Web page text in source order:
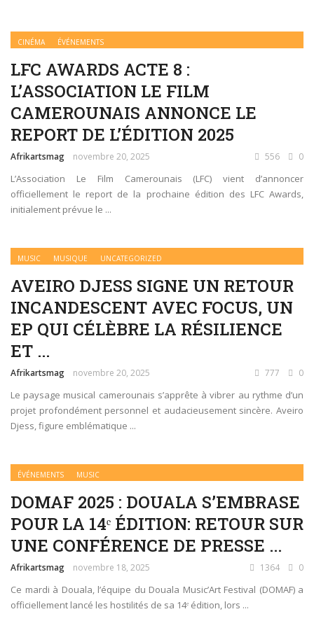
CINÉMA ÉVÉNEMENTS
LFC AWARDS ACTE 8 :
L’ASSOCIATION LE FILM
CAMEROUNAIS ANNONCE LE
REPORT DE L’ÉDITION 2025
Afrikartsmag novembre 20, 2025 556 0
L’Association Le Film Camerounais (LFC) vient d’annoncer
officiellement le report de la prochaine édition des LFC Awards,
initialement prévue le ...
MUSIC MUSIQUE UNCATEGORIZED
AVEIRO DJESS SIGNE UN RETOUR
INCANDESCENT AVEC FOCUS, UN
EP QUI CÉLÈBRE LA RÉSILIENCE
ET ...
Afrikartsmag novembre 20, 2025 777 0
Le paysage musical camerounais s’apprête à vibrer au rythme d’un
projet profondément personnel et audacieusement sincère. Aveiro
Djess, figure emblématique ...
ÉVÉNEMENTS MUSIC
DOMAF 2025 : DOUALA S’EMBRASE
POUR LA 14ᵉ ÉDITION: RETOUR SUR
UNE CONFÉRENCE DE PRESSE ...
Afrikartsmag novembre 18, 2025 1364 0
Ce mardi à Douala, l’équipe du Douala Music’Art Festival (DOMAF) a
officiellement lancé les hostilités de sa 14ᵉ édition, lors ...